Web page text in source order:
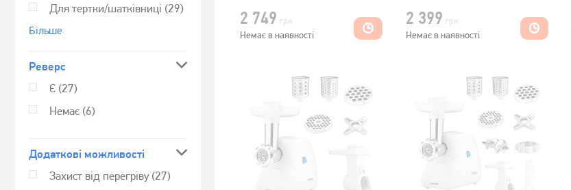
Для тертки/шатківниці (29)
Бiльше
Реверс
Є (27)
Немає (6)
Додаткові можливості
Захист від перегріву (27)
2 749
Немає в наявності
2 399
Немає в наявності